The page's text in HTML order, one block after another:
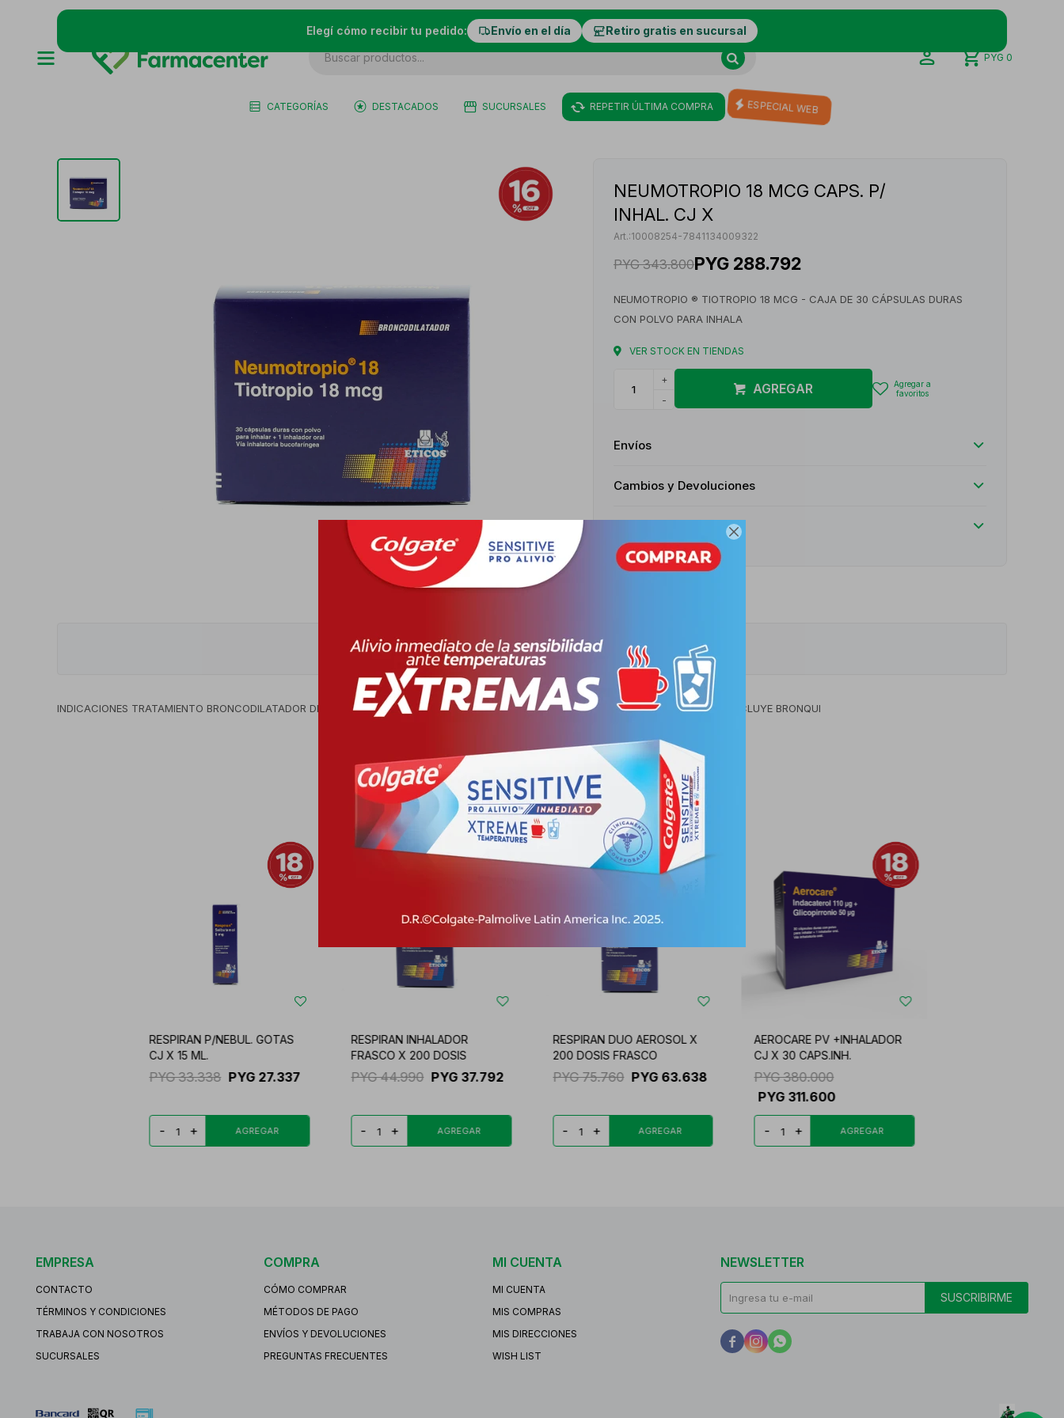

Elegí cómo recibir tu pedido: Envío en el día Retiro gratis en sucursal
CATEGORÍAS DESTACADOS SUCURSALES REPETIR ÚLTIMA COMPRA ESPECIAL WEB
PYG 0
NEUMOTROPIO 18 MCG CAPS. P/
INHAL. CJ X
10008254-7841134009322
PYG 343.800PYG 288.792
NEUMOTROPIO ® TIOTROPIO 18 MCG - CAJA DE 30 CÁPSULAS DURAS
CON POLVO PARA INHALA
VER STOCK EN TIENDAS
+
-
AGREGAR
Envíos
Cambios y Devoluciones
Descripción
INDICACIONES TRATAMIENTO BRONCODILATADOR DE MANTENIMIENTO EN LA OBSTRUCCIÓN DE LA VÍA AÉREA VINCULADA A LA EPOC, INCLUYE BRONQUI
Productos que te pueden interesar
RESPIRAN P/NEBUL. GOTAS
CJ X 15 ML.
PYG 33.338 PYG 27.337
- +
RESPIRAN INHALADOR
FRASCO X 200 DOSIS
PYG 44.990 PYG 37.792
- +
RESPIRAN DUO AEROSOL X
200 DOSIS FRASCO
PYG 75.760 PYG 63.638
- +
AEROCARE PV +INHALADOR
CJ X 30 CAPS.INH.
PYG 380.000
PYG 311.600
- +
EMPRESA
CONTACTO
TÉRMINOS Y CONDICIONES
TRABAJA CON NOSOTROS
SUCURSALES
COMPRA
CÓMO COMPRAR
MÉTODOS DE PAGO
ENVÍOS Y DEVOLUCIONES
PREGUNTAS FRECUENTES
MI CUENTA
MI CUENTA
MIS COMPRAS
MIS DIRECCIONES
WISH LIST
NEWSLETTER
SUSCRIBIRME
  